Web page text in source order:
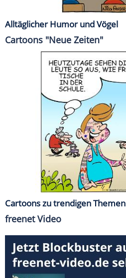
Alltäglicher Humor und Vögel
Cartoons "Neue Zeiten"
Cartoons zu trendigen Themen
freenet Video